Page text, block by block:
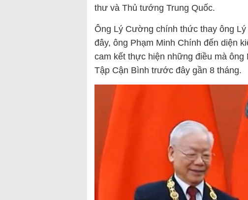
thư và Thủ tướng Trung Quốc.
Ông Lý Cường chính thức thay ông
đây, ông Phạm Minh Chính đến diện
cam kết thực hiện những điều mà
Tập Cận Bình trước đây gần 8 tháng.